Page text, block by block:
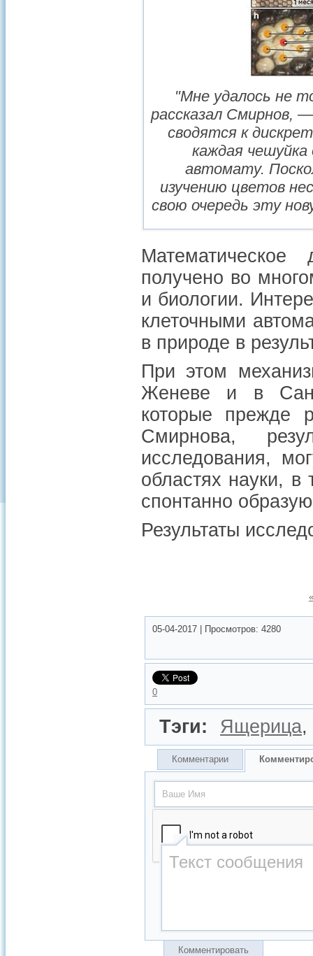
"Мне удалось не
рассказал Смирнов,
сводятся к
каждая
автомату.
изучению цветов
свою очередь эту
Математическое
получено во
и биологии.
клеточными
в природе в
При этом
Женеве и в
которые прежде
Смирнова,
исследования,
областях науки,
спонтанно
Результаты
05-04-2017 Просмотров: 4280
0
Тэги: Ящерица,
Комментарии
Комментировать